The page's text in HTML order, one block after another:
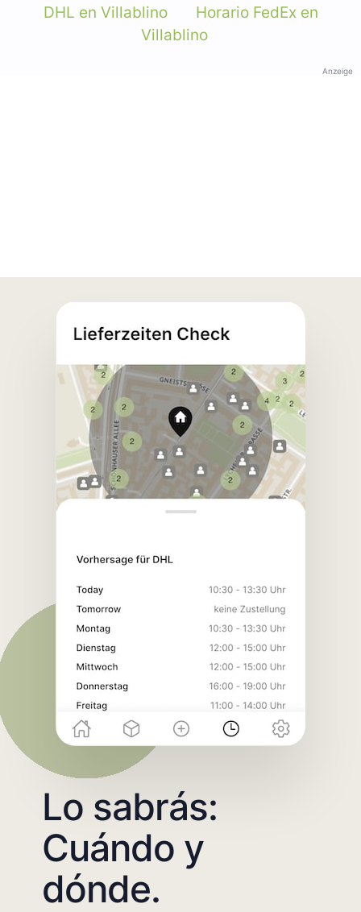
DHL en Villablino
Horario FedEx en
Villablino
Anzeige
Lo sabrás:
Cuándo y
dónde.